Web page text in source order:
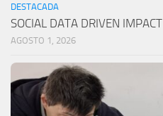
DESTACADA
SOCIAL DATA DRIVEN IMPACT
AGOSTO 1, 2026